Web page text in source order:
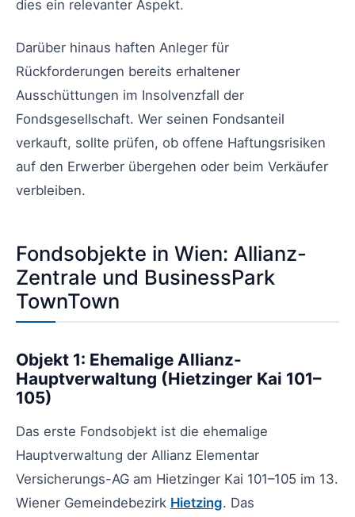
dies ein relevanter Aspekt.
Darüber hinaus haften Anleger für
Rückforderungen bereits erhaltener
Ausschüttungen im Insolvenzfall der
Fondsgesellschaft. Wer seinen Fondsanteil
verkauft, sollte prüfen, ob offene Haftungsrisiken
auf den Erwerber übergehen oder beim Verkäufer
verbleiben.
Fondsobjekte in Wien: Allianz-
Zentrale und BusinessPark
TownTown
Objekt 1: Ehemalige Allianz-
Hauptverwaltung (Hietzinger Kai 101–
105)
Das erste Fondsobjekt ist die ehemalige
Hauptverwaltung der Allianz Elementar
Versicherungs-AG am Hietzinger Kai 101–105 im 13.
Wiener Gemeindebezirk Hietzing. Das